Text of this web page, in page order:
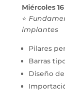
Miércoles
⭐
implantes
Pilares
Barras
Diseño